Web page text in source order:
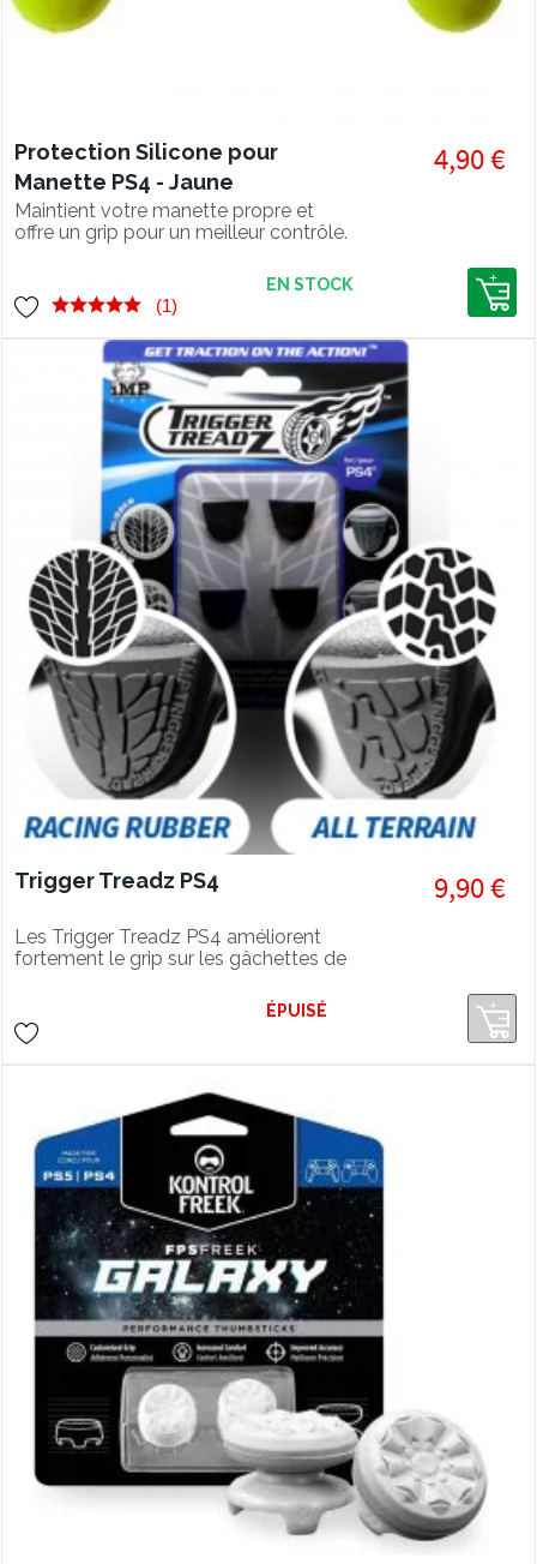
Protection Silicone pour
Manette PS4 - Jaune
Maintient votre manette propre et
offre un grip pour un meilleur contrôle.
4,90 €
(1)
EN STOCK
Trigger Treadz PS4
Les Trigger Treadz PS4 améliorent
fortement le grip sur les gâchettes de
glisser au moment le plus important
du jeu
9,90 €
ÉPUISÉ